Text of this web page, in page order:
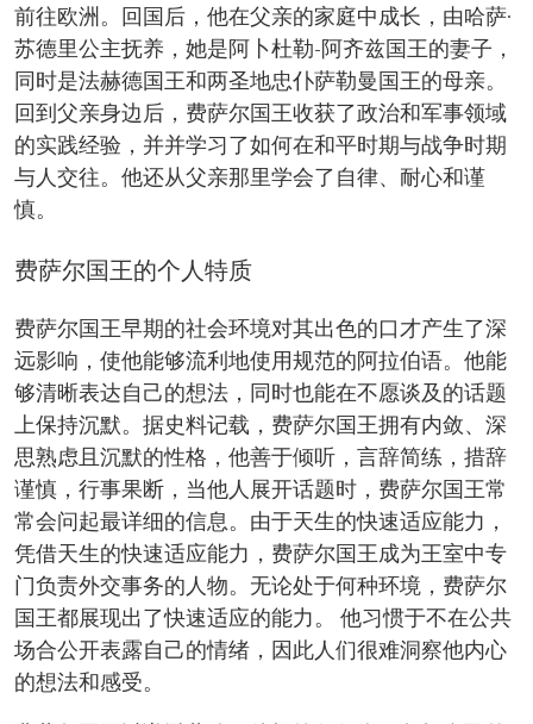
前往欧洲。回国后，他在父亲的家庭中成长，由哈萨·
苏德里公主抚养，她是阿卜杜勒-阿齐兹国王的妻子，
同时是法赫德国王和两圣地忠仆萨勒曼国王的母亲。
回到父亲身边后，费萨尔国王收获了政治和军事领域
的实践经验，并并学习了如何在和平时期与战争时期
与人交往。他还从父亲那里学会了自律、耐心和谨
慎。
费萨尔国王的个人特质
费萨尔国王早期的社会环境对其出色的口才产生了深
远影响，使他能够流利地使用规范的阿拉伯语。他能
够清晰表达自己的想法，同时也能在不愿谈及的话题
上保持沉默。据史料记载，费萨尔国王拥有内敛、深
思熟虑且沉默的性格，他善于倾听，言辞简练，措辞
谨慎，行事果断，当他人展开话题时，费萨尔国王常
常会问起最详细的信息。由于天生的快速适应能力，
凭借天生的快速适应能力，费萨尔国王成为王室中专
门负责外交事务的人物。无论处于何种环境，费萨尔
国王都展现出了快速适应的能力。 他习惯于不在公共
场合公开表露自己的情绪，因此人们很难洞察他内心
的想法和感受。